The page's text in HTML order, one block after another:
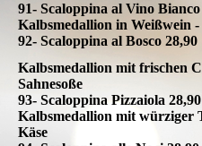
91- Scaloppina al Vino Bianco
Kalbsmedallion in Weißwein -
92- Scaloppina al Bosco 28,90
Kalbsmedallion mit frischen
Sahnesoße
93- Scaloppina Pizzaiola 28,90
Kalbsmedallion mit würziger
Käse